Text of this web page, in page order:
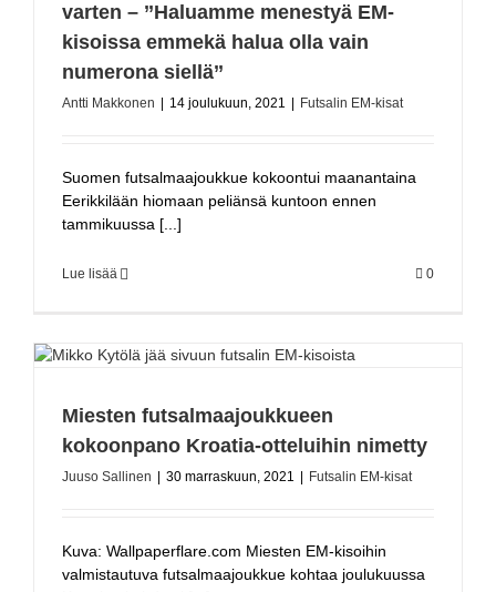
varten – ’’Haluamme menestyä EM-
kisoissa emmekä halua olla vain
numerona siellä’’
Antti Makkonen 14 joulukuun, 2021 Futsalin EM-kisat
Suomen futsalmaajoukkue kokoontui maanantaina
Eerikkilään hiomaan peliänsä kuntoon ennen
tammikuussa [...]
Lue lisää 0
Miesten futsalmaajoukkueen
kokoonpano Kroatia-otteluihin nimetty
Juuso Sallinen 30 marraskuun, 2021 Futsalin EM-kisat
Kuva: Wallpaperflare.com Miesten EM-kisoihin
valmistautuva futsalmaajoukkue kohtaa joulukuussa